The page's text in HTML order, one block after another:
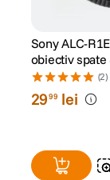
Sony ALC-
obiectiv spate
(2)
2999 lei